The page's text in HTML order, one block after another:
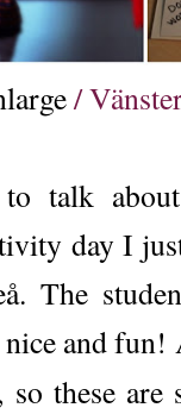
/
talk
day I
The
and
so these